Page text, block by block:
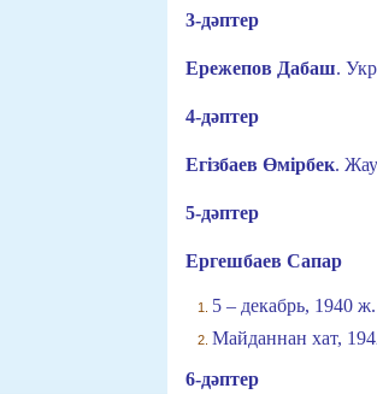
3-дәптер
Ережепов Дабаш.
4-дәптер
Егізбаев Өмірбек.
5-дәптер
Ергешбаев Сапар
5 – декабрь, 1940 ж.
Майданнан хат,
6-дәптер